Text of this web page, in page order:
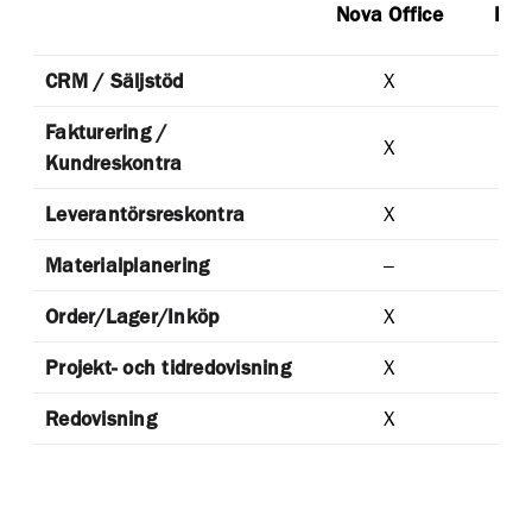
Nova Office
CRM / Säljstöd X
Fakturering /
Kundreskontra
X
Leverantörsreskontra X
Materialplanering –
Order/Lager/Inköp X
Projekt- och tidredovisning X
Redovisning X